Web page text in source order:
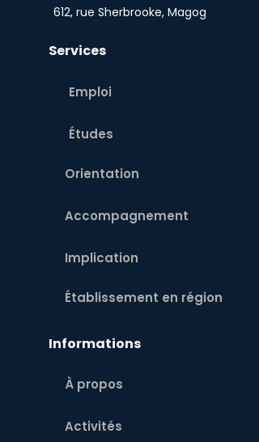
612, rue Sherbrooke, Magog
Services
Emploi
Études
Orientation
Accompagnement
Implication
Établissement en région
Informations
À propos
Activités